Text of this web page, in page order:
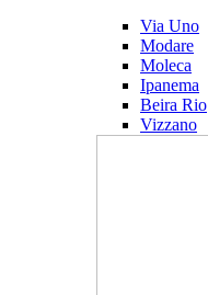
Via Uno
Modare
Moleca
Ipanema
Beira Rio
Vizzano